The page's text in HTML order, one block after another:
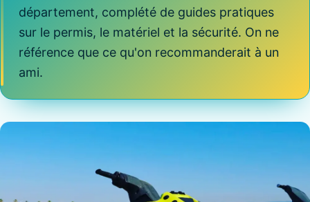
département, complété de guides pratiques
sur le permis, le matériel et la sécurité. On ne
référence que ce qu'on recommanderait à un
ami.